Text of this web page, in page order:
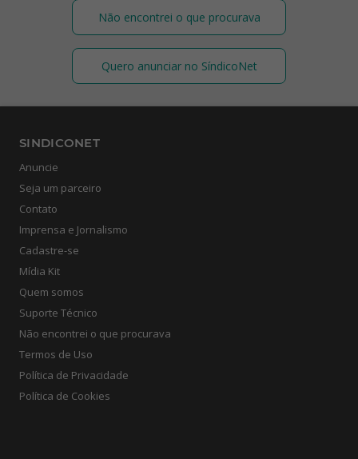
Não encontrei o que procurava
Quero anunciar no SíndicoNet
SINDICONET
Anuncie
Seja um parceiro
Contato
Imprensa e Jornalismo
Cadastre-se
Mídia Kit
Quem somos
Suporte Técnico
Não encontrei o que procurava
Termos de Uso
Política de Privacidade
Política de Cookies